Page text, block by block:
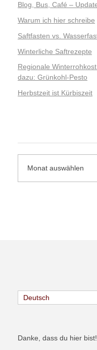
Blog, Bus, Café –
Warum ich hier schreibe
Saftfasten vs.
Winterliche Saftrezepte
Regionale
dazu: Grünkohl-Pesto
Herbstzeit ist Kürbiszeit
Deutsch
Danke, dass du hier bist!